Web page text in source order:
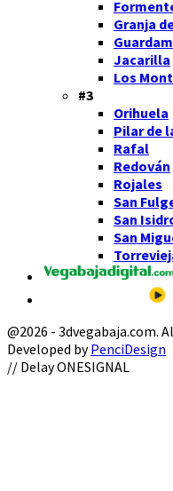
Granja
Jacarilla
Los
#3
Orihuela
Pilar de
Rafal
Redován
Rojales
San
San
San
@2026 - 3dvegabaja.com.
Developed byPenciDesign
Facebook
Twitter
Instagram
Youtube
Email
// Delay ONESIGNAL